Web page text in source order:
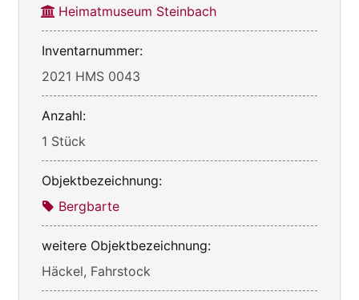
Heimatmuseum Steinbach
Inventarnummer:
2021 HMS 0043
Anzahl:
1 Stück
Objektbezeichnung:
Bergbarte
weitere Objektbezeichnung:
Häckel, Fahrstock